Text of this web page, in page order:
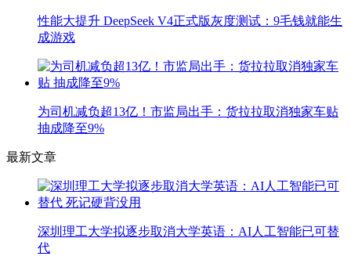
性能大提升 DeepSeek V4正式版灰度测试：9毛钱就能生
成游戏
为司机减负超13亿！市监局出手：货拉拉取消独家车贴
抽成降至9%
最新文章
深圳理工大学拟逐步取消大学英语：AI人工智能已可替
代